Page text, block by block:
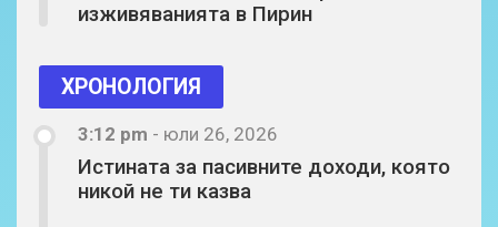
изживяванията в Пирин
ХРОНОЛОГИЯ
3:12 pm - юли 26, 2026
Истината за пасивните доходи, която
никой не ти казва